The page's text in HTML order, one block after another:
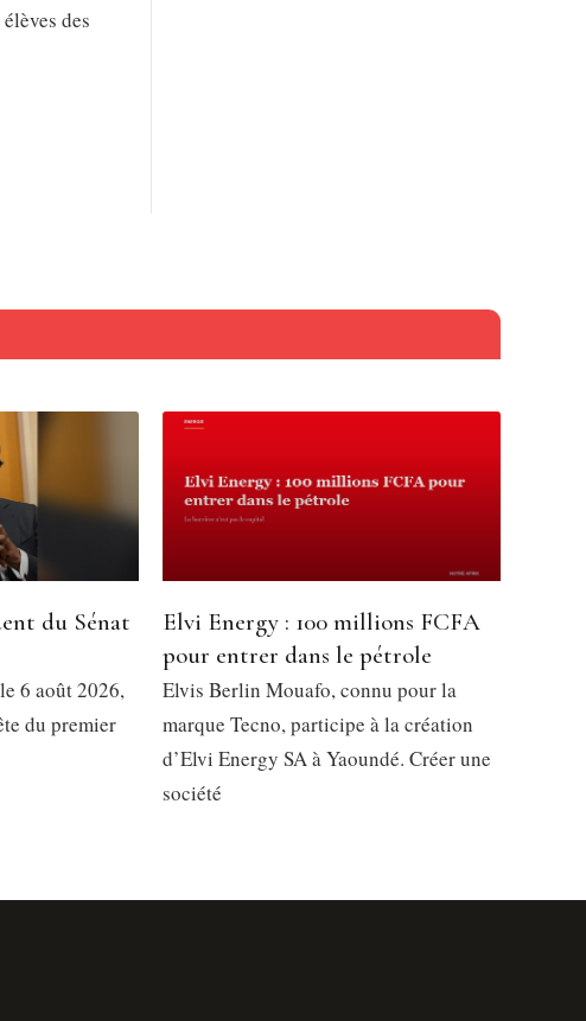
des
du Sénat
6 août 2026,
du premier
Elvi Energy : 100 millions FCFA
pour entrer dans le pétrole
Elvis Berlin Mouafo, connu pour la
marque Tecno, participe à la création
d’Elvi Energy SA à Yaoundé. Créer une
société